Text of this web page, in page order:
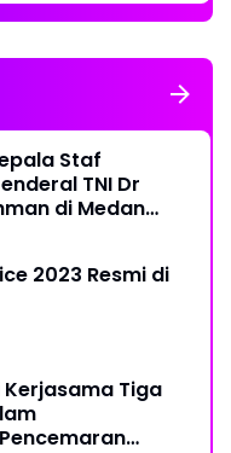
Staf
TNI Dr
di Medan
2023 Resmi di
Tiga